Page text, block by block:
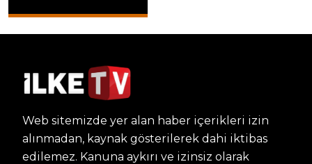
Web sitemizde yer alan haber içerikleri izin
alınmadan, kaynak gösterilerek dahi iktibas
edilemez. Kanuna aykırı ve izinsiz olarak